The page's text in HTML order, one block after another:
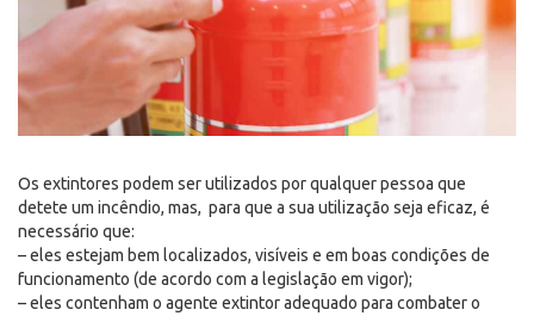
Os extintores podem ser utilizados por qualquer pessoa que
detete um incêndio, mas, para que a sua utilização seja eficaz, é
necessário que:
– eles estejam bem localizados, visíveis e em boas condições de
funcionamento (de acordo com a legislação em vigor);
– eles contenham o agente extintor adequado para combater o